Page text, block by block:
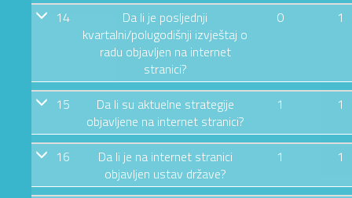
14
Da li je posljednji
kvartalni/polugodišnji izvještaj o
radu objavljen na internet
stranici?
0 1
15
Da li su aktuelne strategije
objavljene na internet stranici?
1 1
16
Da li je na internet stranici
objavljen ustav države?
1 1